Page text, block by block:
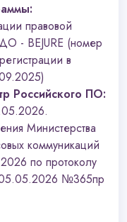
правовой
- BEJURE (номер
в
Российского ПО:
Министерства
коммуникаций
по протоколу
05.05.2026 №365пр